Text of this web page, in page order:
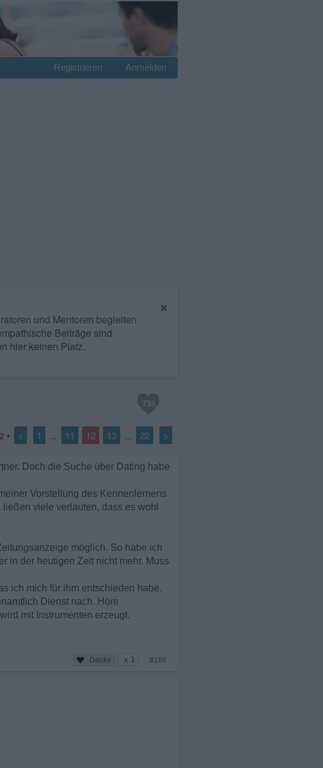
Anmelden
Registrieren
×
und Mentoren begleiten
Beiträge sind
hier keinen Platz.
735
• < 1 ... 11 12 13 ... 22 >
Doch die Suche über Dating habe
Vorstellung des Kennenlernens
viele verlauten, dass es wohl
möglich. So habe ich
in der heutigen Zeit nicht mehr. Muss
ich mich für ihm entschieden habe.
Dienst nach. Höre
mit Instrumenten erzeugt.
x 1 #166